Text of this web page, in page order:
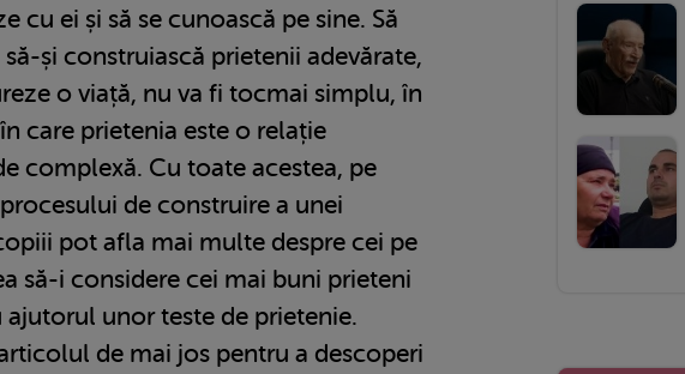
cu ei și să se cunoască pe sine. Să
să-și construiască prietenii adevărate,
o viață, nu va fi tocmai simplu, în
care prietenia este o relație
complexă. Cu toate acestea, pe
de construire a unei
pot afla mai multe despre cei pe
să-i considere cei mai buni prieteni
ajutorul unor teste de prietenie.
de mai jos pentru a descoperi